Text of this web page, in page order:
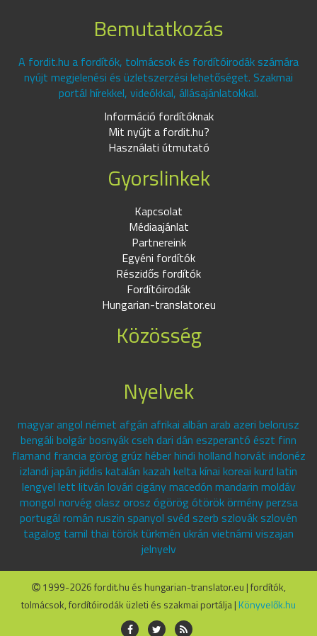
Bemutatkozás
A fordit.hu a fordítók, tolmácsok és fordítóirodák számára
nyújt megjelenési és üzletszerzési lehetőséget. Szakmai
portál hírekkel, videókkal, állásajánlatokkal.
Információ fordítóknak
Mit nyújt a fordit.hu?
Használati útmutató
Gyorslinkek
Kapcsolat
Médiaajánlat
Partnereink
Egyéni fordítók
Részidős fordítók
Fordítóirodák
Hungarian-translator.eu
Közösség
Nyelvek
magyar angol német afgán afrikai albán arab azeri belorusz
bengáli bolgár bosnyák cseh dari dán eszperantó észt finn
flamand francia görög grúz héber hindi holland horvát indonéz
izlandi japán jiddis katalán kazah kelta kínai koreai kurd latin
lengyel lett litván lovári cigány macedón mandarin moldáv
mongol norvég olasz orosz ógörög ótörök örmény perzsa
portugál román ruszin spanyol svéd szerb szlovák szlovén
tagalog tamil thai török türkmén ukrán vietnámi viszajan
jelnyelv
1999-2026 fordit.hu és hungarian-translator.eu | fordítók,
tolmácsok, fordítóirodák üzleti és szakmai portálja | Könyvelők.hu